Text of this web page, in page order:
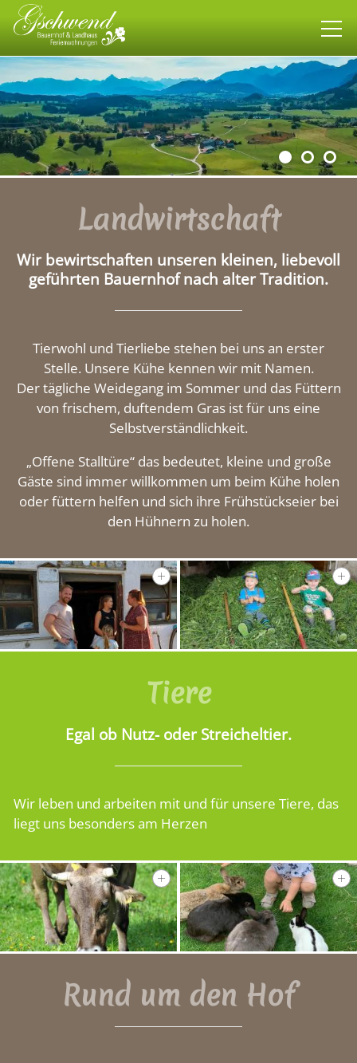
Bauernhof
Landwirtschaft
Tiere
Landhaus
Wohnen
allgäuweit
Impressionen
Kontakt
Landwirtschaft
Wir bewirtschaften unseren kleinen, liebevoll
geführten Bauernhof nach alter Tradition.
Tierwohl und Tierliebe stehen bei uns an erster
Stelle. Unsere Kühe kennen wir mit Namen.
Der tägliche Weidegang im Sommer und das Füttern
von frischem, duftendem Gras ist für uns eine
Selbstverständlichkeit.
„Offene Stalltüre“ das bedeutet, kleine und große
Gäste sind immer willkommen um beim Kühe holen
oder füttern helfen und sich ihre Frühstückseier bei
den Hühnern zu holen.
Tiere
Egal ob Nutz- oder Streicheltier.
Wir leben und arbeiten mit und für unsere Tiere, das
liegt uns besonders am Herzen
Rund um den Hof